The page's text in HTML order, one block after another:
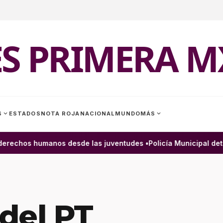
PRIMERA
expand_more ESTADOS NOTA ROJA NACIONAL MUNDOMÁS expand_more
humanos desde las juventudes •Policía Municipal